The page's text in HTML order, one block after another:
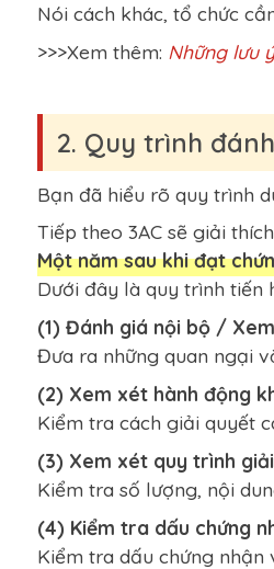
Nói cách khác, tổ chức
>>>Xem thêm: Những lưu
2. Quy trình
Bạn đã hiểu rõ quy trình
Tiếp theo 3AC sẽ giải
Một năm sau khi đạt
Dưới đây là quy trình tiến
(1) Đánh giá nội bộ /
Đưa ra những quan ngại
(2) Xem xét hành động
Kiểm tra cách giải quyết
(3) Xem xét quy trình
Kiểm tra số lượng, nội
(4) Kiểm tra dấu chứng
Kiểm tra dấu chứng nhận